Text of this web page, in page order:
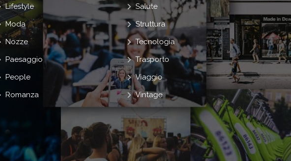
Lifestyle
Moda
Nozze
Paesaggio
People
Romanza
Salute
Struttura
Tecnologia
Trasporto
Viaggio
Vintage